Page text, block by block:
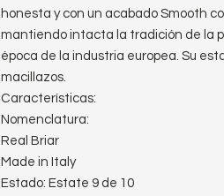
honesta y con un acabado Smooth
mantiendo intacta la tradición de la
época de la industria europea. Su
macillazos.
Características:
Nomenclatura:
Real Briar
Made in Italy
Estado: Estate 9 de 10